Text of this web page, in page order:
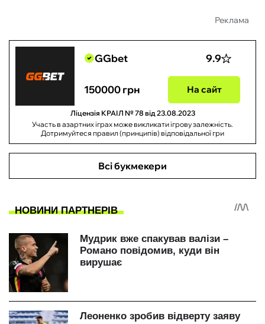
Реклама
GGbet 9.9
150000 грн На сайт
Ліцензія КРАІЛ № 78 від 23.08.2023
Участь в азартних іграх може викликати ігрову залежність.
Дотримуйтеся правил (принципів) відповідальної гри
Всі букмекери